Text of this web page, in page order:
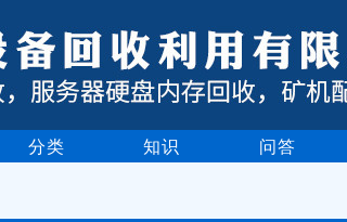
分类 知识 问答